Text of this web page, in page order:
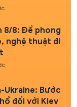
8/8: Để phong
nghệ thuật đi
Ukraine: Bước
đối với Kiev